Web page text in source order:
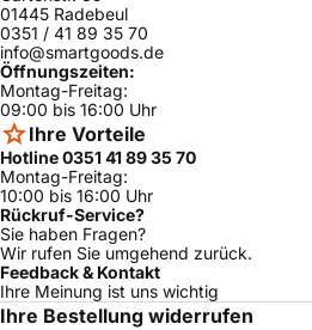
01445 Radebeul
0351 / 41 89 35 70
info@smartgoods.de
Öffnungszeiten:
Montag-Freitag:
09:00 bis 16:00 Uhr
Ihre Vorteile
Hotline 0351 41 89 35 70
Montag-Freitag:
10:00 bis 16:00 Uhr
Rückruf-Service?
Sie haben Fragen?
Wir rufen Sie umgehend zurück.
Feedback & Kontakt
Ihre Meinung ist uns wichtig
Ihre Bestellung widerrufen